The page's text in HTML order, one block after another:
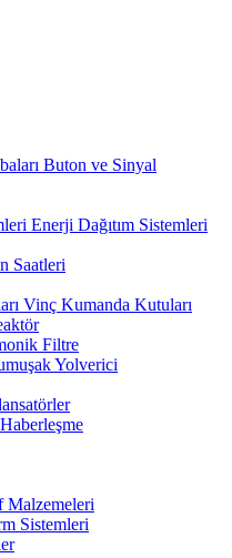
Buton ve Sinyal
Enerji Dağıtım Sistemleri
Saatleri
Vinç Kumanda Kutuları
Filtre
Yolverici
Malzemeleri
Sistemleri